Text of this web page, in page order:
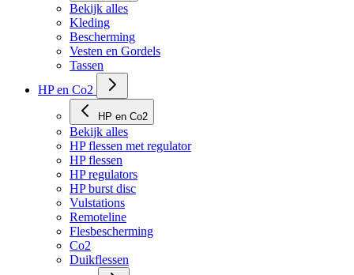
Bekijk alles
Kleding
Bescherming
Vesten en Gordels
Tassen
HP en Co2
HP en Co2
Bekijk alles
HP flessen met regulator
HP flessen
HP regulators
HP burst disc
Vulstations
Remoteline
Flesbescherming
Co2
Duikflessen